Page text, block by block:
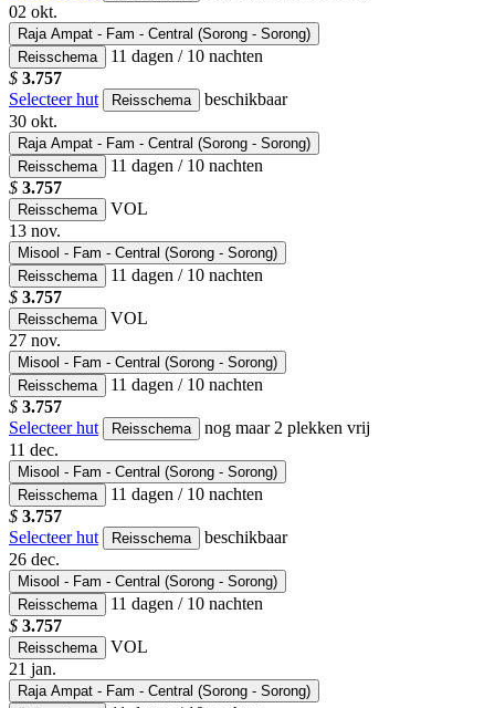
02 okt.
Raja Ampat - Fam - Central (Sorong - Sorong)
Reisschema
11 dagen / 10 nachten
$ 3.757
Selecteer hut
Reisschema
beschikbaar
30 okt.
Raja Ampat - Fam - Central (Sorong - Sorong)
Reisschema
11 dagen / 10 nachten
$ 3.757
Reisschema
VOL
13 nov.
Misool - Fam - Central (Sorong - Sorong)
Reisschema
11 dagen / 10 nachten
$ 3.757
Reisschema
VOL
27 nov.
Misool - Fam - Central (Sorong - Sorong)
Reisschema
11 dagen / 10 nachten
$ 3.757
Selecteer hut
Reisschema
nog maar 2 plekken vrij
11 dec.
Misool - Fam - Central (Sorong - Sorong)
Reisschema
11 dagen / 10 nachten
$ 3.757
Selecteer hut
Reisschema
beschikbaar
26 dec.
Misool - Fam - Central (Sorong - Sorong)
Reisschema
11 dagen / 10 nachten
$ 3.757
Reisschema
VOL
21 jan.
Raja Ampat - Fam - Central (Sorong - Sorong)